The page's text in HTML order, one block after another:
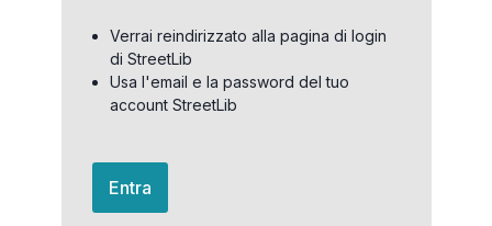
Verrai reindirizzato alla pagina di login
di StreetLib
Usa l'email e la password del tuo
account StreetLib
Entra